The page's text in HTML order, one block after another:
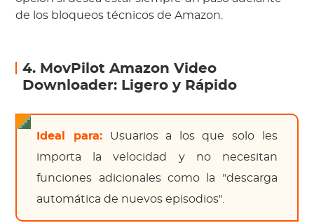
de los bloqueos técnicos de Amazon.
4. MovPilot Amazon Video
Downloader: Ligero y Rápido
Ideal para: Usuarios a los que solo les
importa la velocidad y no necesitan
funciones adicionales como la "descarga
automática de nuevos episodios".